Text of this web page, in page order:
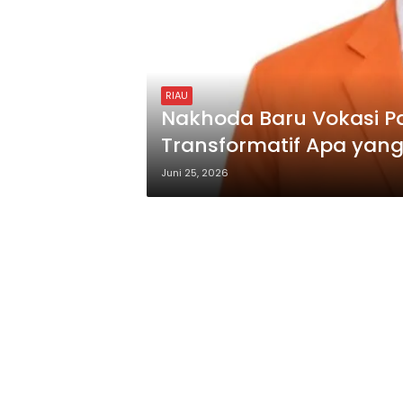
RIAU
Nakhoda Baru Vokasi
Transformatif Apa
untuk Mahasiswa
Juni 25, 2026